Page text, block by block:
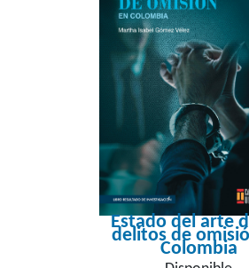
Estado del arte
delitos de
Colombia